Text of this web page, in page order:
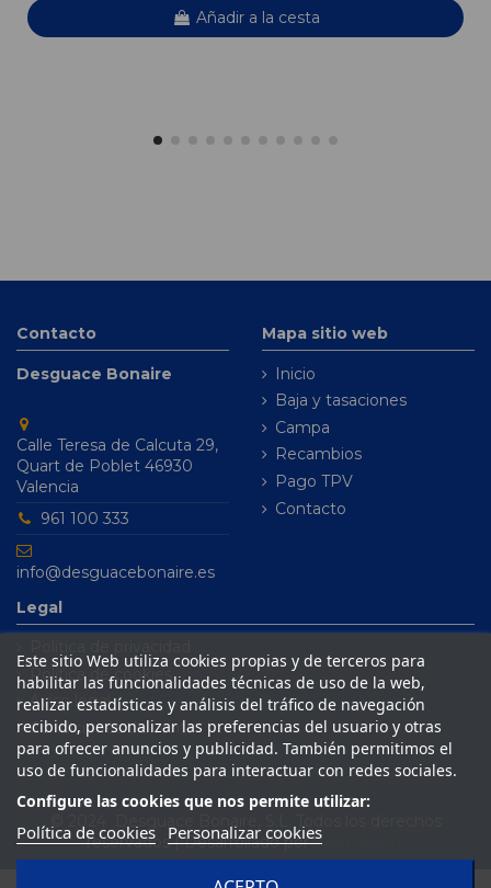
Añadir a la cesta
Contacto
Desguace Bonaire
Calle Teresa de Calcuta 29,
Quart de Poblet 46930
Valencia
961 100 333
info@desguacebonaire.es
Mapa sitio web
Inicio
Baja y tasaciones
Campa
Recambios
Pago TPV
Contacto
Legal
Política de cookies
Aviso legal
Condiciones de venta
Este sitio Web utiliza cookies propias y de terceros para
habilitar las funcionalidades técnicas de uso de la web,
realizar estadísticas y análisis del tráfico de navegación
recibido, personalizar las preferencias del usuario y otras
para ofrecer anuncios y publicidad. También permitimos el
uso de funcionalidades para interactuar con redes sociales.
Configure las cookies que nos permite utilizar:
Política de cookies Personalizar cookies
reservados | Desarrollado porSeintosoft